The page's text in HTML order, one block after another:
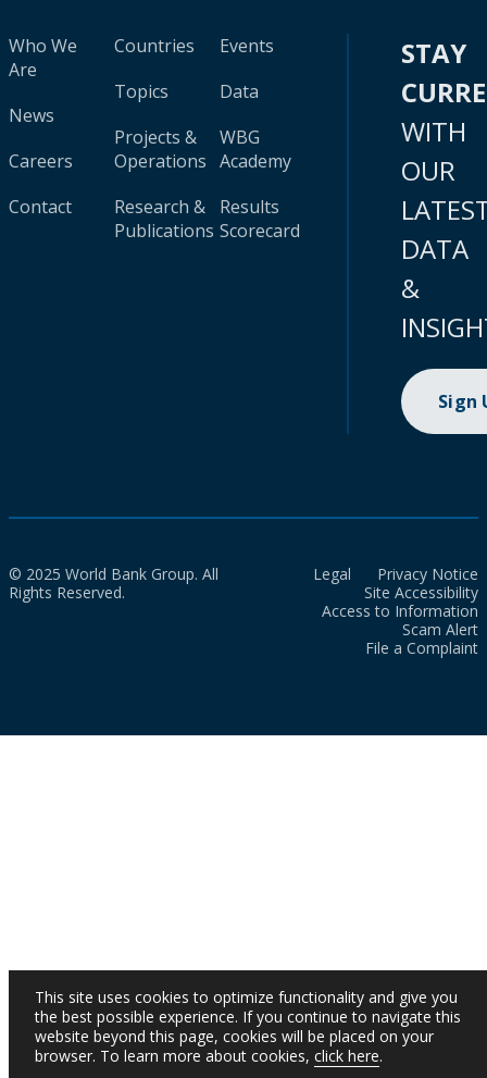
Who We
Are
News
Careers
Contact
Countries
Topics
Projects &
Operations
Research &
Publications
Events
Data
WBG
Academy
Results
Scorecard
STAY
WITH
OUR
DATA
&
Sign
© 2025 World Bank Group. All
Rights Reserved.
Legal
Privacy Notice
Site Accessibility
Access to Information
Scam Alert
File a Complaint
This site uses cookies to optimize functionality and give you
the best possible experience. If you continue to navigate this
website beyond this page, cookies will be placed on your
browser. To learn more about cookies, click here.